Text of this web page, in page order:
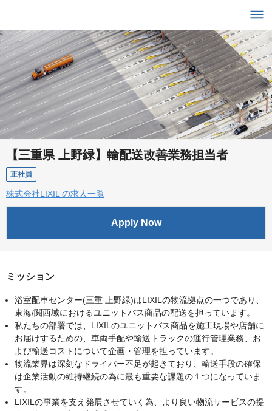
【三重県 上野緑】輸配送改善業務担当者
正社員
株式会社LIXIL の求人一覧
Apply Now
ミッション
浴室配車センター(三重 上野緑)はLIXILの物流拠点の一つであり、
東海/関西域におけるユニットバス商品の配送を担っています。
私たちの部署では、LIXILのユニットバス商品を施工現場や店舗に
お届けするための、車両手配や輸送トラックの運行管理業務、お
よび輸送コストについて企画・管理を担っています。
物流業界は深刻なドライバー不足が起きており、輸送手段の確保
は企業活動の維持継続の為に最も重要な課題の１つになっていま
す。
LIXILの事業を支え発展させていく為、より良い物流サービスの提